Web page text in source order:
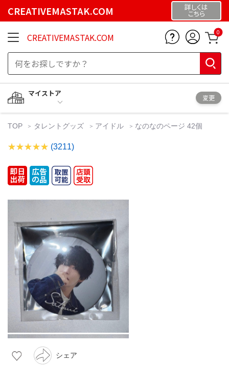
CREATIVEMASTAK.COM 詳しくは
こちら
CREATIVEMASTAK.COM 0
マイストア
変更
TOP タレントグッズ アイドル なのなのページ 42個
(3211)
シェア